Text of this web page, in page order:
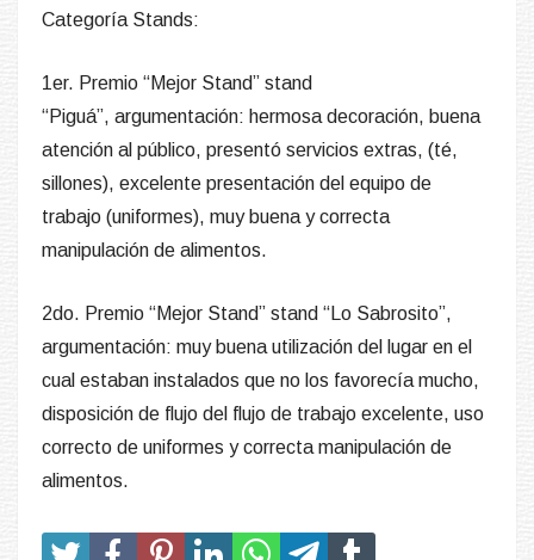
Categoría Stands:
1er. Premio “Mejor Stand” stand
“Piguá”, argumentación: hermosa decoración, buena
atención al público, presentó servicios extras, (té,
sillones), excelente presentación del equipo de
trabajo (uniformes), muy buena y correcta
manipulación de alimentos.
2do. Premio “Mejor Stand” stand “Lo Sabrosito”,
argumentación: muy buena utilización del lugar en el
cual estaban instalados que no los favorecía mucho,
disposición de flujo del flujo de trabajo excelente, uso
correcto de uniformes y correcta manipulación de
alimentos.